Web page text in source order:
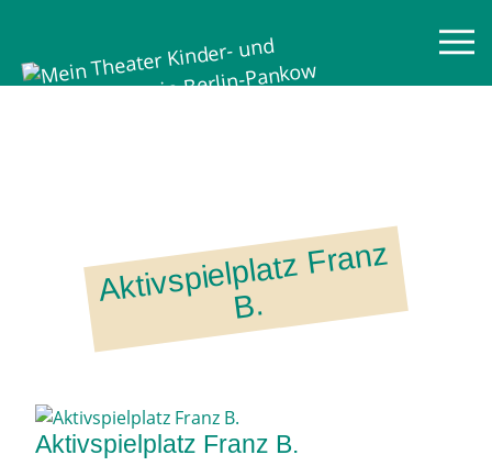
Aktivs
pi
el
pl
atz
Fr
a
nz
B.
Aktivspielplatz Franz B.